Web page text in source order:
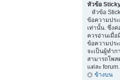
หัวข้อ
หัวข้อ
ข้อความปร
เท่านั้น. ซึ่ง
ควรอ่านเมื่อ
ข้อความประ
จะเป็นผู้ทำ
สามารถโพ
แต่ละ forum.
ข้างบน